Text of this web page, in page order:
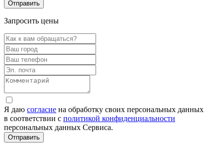
Запросить цены
Я даю согласие на обработку своих персональных данных
в соответствии с политикой конфиденциальности
персональных данных Сервиса.